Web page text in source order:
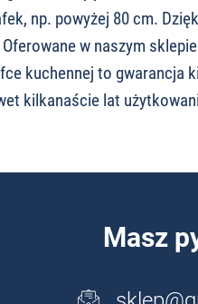
np. powyżej 80 cm.
w naszym
kuchennej to gwarancja
kilkanaście lat
Masz